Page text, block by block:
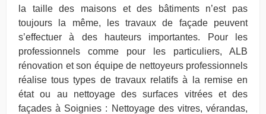
la taille des maisons et des bâtiments n’est pas
toujours la même, les travaux de façade peuvent
s’effectuer à des hauteurs importantes. Pour les
professionnels comme pour les particuliers, ALB
rénovation et son équipe de nettoyeurs professionnels
réalise tous types de travaux relatifs à la remise en
état ou au nettoyage des surfaces vitrées et des
façades à Soignies : Nettoyage des vitres, vérandas,